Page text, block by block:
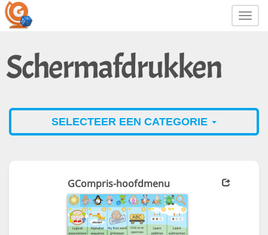
Schermafdrukken
SELECTEER EEN CATEGORIE
GCompris-hoofdmenu